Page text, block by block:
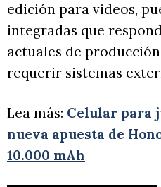
edición para videos,
integradas que
actuales de
requerir sistemas
Lea más: Celular para
nueva apuesta de
10.000 mAh